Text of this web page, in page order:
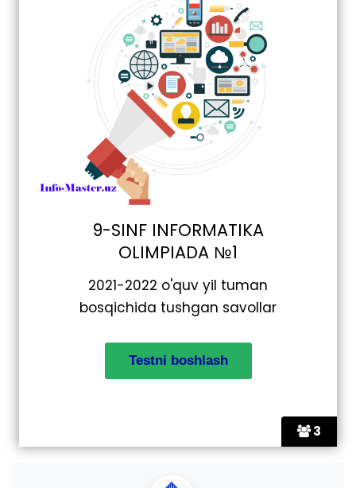
3
9-SINF INFORMATIKA
OLIMPIADA №1
2021-2022 o'quv yil tuman
bosqichida tushgan savollar